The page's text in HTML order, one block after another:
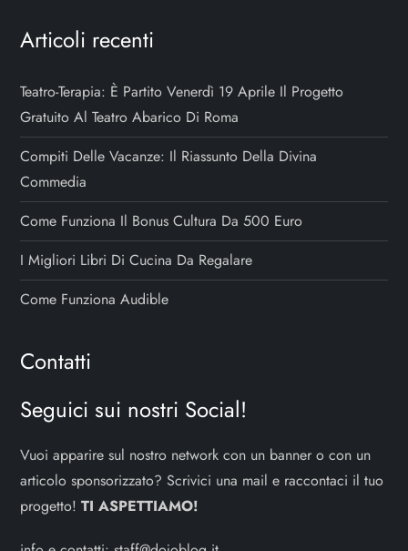
o
l
i
Articoli recenti
Teatro-Terapia: È Partito Venerdì 19 Aprile Il Progetto
Gratuito Al Teatro Abarico Di Roma
Compiti Delle Vacanze: Il Riassunto Della Divina
Commedia
Come Funziona Il Bonus Cultura Da 500 Euro
I Migliori Libri Di Cucina Da Regalare
Come Funziona Audible
Contatti
Seguici sui nostri Social!
Vuoi apparire sul nostro network con un banner o con un
articolo sponsorizzato? Scrivici una mail e raccontaci il tuo
progetto!TI ASPETTIAMO!